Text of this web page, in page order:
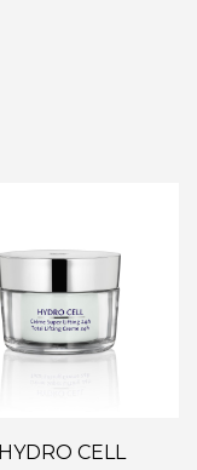
HYDRO CELL